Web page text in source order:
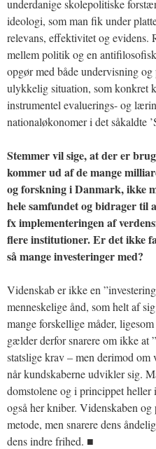
underdanige skolepolitiske
ideologi, som man fik under
relevans, effektivitet og evidens.
mellem politik og en
opgør med både undervisning
ulykkelig situation, som konkret
instrumentel evaluerings- og
nationaløkonomer i det såkaldte
Stemmer vil sige, at der er
kommer ud af de mange
og forskning i Danmark, ikke
hele samfundet og bidrager til
fx implementeringen af
flere institutioner. Er det ikke
så mange investeringer med?
Videnskab er ikke en
menneskelige ånd, som helt af
mange forskellige måder,
gælder derfor snarere om ikke at
statslige krav – men derimod om
når kundskaberne udvikler sig.
domstolene og i princippet
også her kniber. Videnskaben
metode, men snarere dens
dens indre frihed. ■